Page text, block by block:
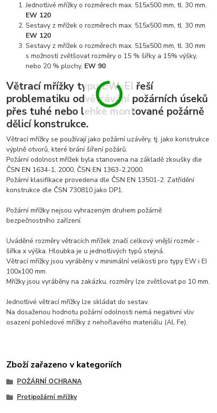
Jednotlivé mřížky o rozměrech max. 515x500 mm, tl. 30 mm.
EW 120
Sestavy z mřížek o rozměrech max. 515x500 mm, tl. 30 mm
EW 120
Sestavy z mřížek o rozměrech max. 515x500 mm, tl. 30 mm
s možností zvětšovat rozměry o 15 % šířky a 15% výšky,
nebo 20 % plochy, EW 90
Větrací mřížky typu EW, EI řeší
problematiku odvětrávání požárních úseků
přes tuhé nebo lehké montované požárně
dělicí konstrukce.
Větrací mřížky se používají jako požární uzávěry, tj. jako konstrukce
výplně otvorů, které brání šíření požárů.
Požární odolnost mřížek byla stanovena na základě zkoušky dle
ČSN EN 1634-1, 2000, ČSN EN 1363-2,2000.
Požární klasifikace provedena dle ČSN EN 13501-2. Zatřídění
konstrukce dle ČSN 730810 jako DP1.
Požární mřížky nejsou vyhrazeným druhem požárně
bezpečnostního zařízení.
Uváděné rozměry větracích mřížek značí celkový vnější rozměr -
šířka x výška. Hloubka je u jednotlivých typů stejná.
Větrací mřížky jsou vyráběny v minimální velikosti pro typy EW i EI
100x100 mm.
Mřížky jsou vyráběny na zakázku, rozměry lze zvětšovat po 10 mm.
Jednotlivé větrací mřížky lze skládat do sestav.
Na dosaženou hodnotu požární odolnosti nemá negativní vliv
osazení pohledové mřížky z nehořlavého materiálu (Al, Fe).
Zboží zařazeno v kategoriích
POŽÁRNÍ OCHRANA
Protipožární mřížky